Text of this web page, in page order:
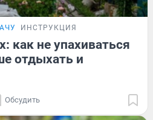
ИНСТРУКЦИЯ
как не упахиваться
отдыхать и
Обсудить